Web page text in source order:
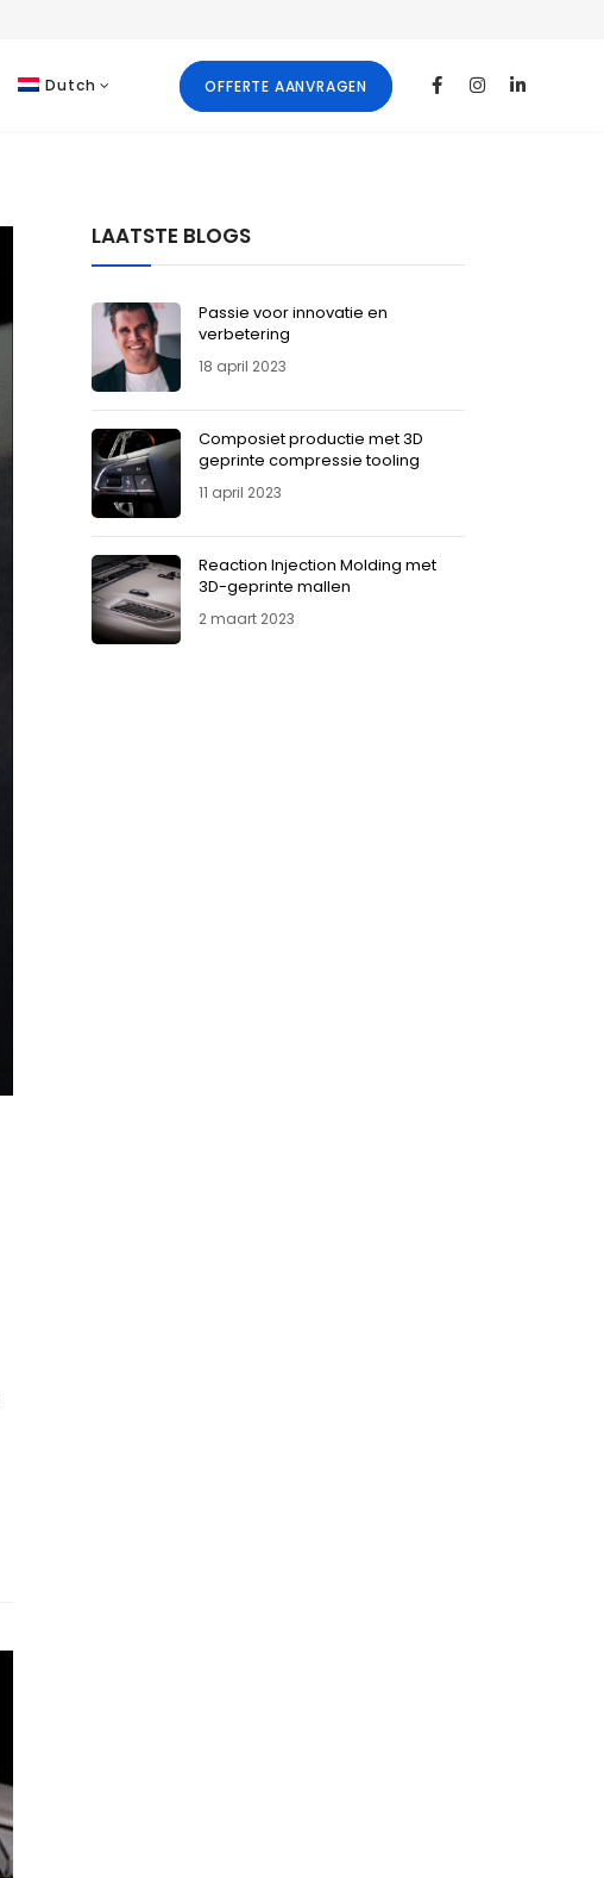
Dutch OFFERTE AANVRAGEN
LAATSTE BLOGS
Passie voor innovatie en
verbetering
18 april 2023
Composiet productie met 3D
geprinte compressie tooling
11 april 2023
Reaction Injection Molding met
3D-geprinte mallen
2 maart 2023